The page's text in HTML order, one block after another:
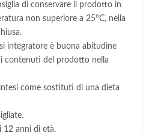
di conservare il prodotto in
non superiore a 25°C, nella
integratore è buona abitudine
i contenuti del prodotto nella
come sostituti di una dieta
12 anni di età.